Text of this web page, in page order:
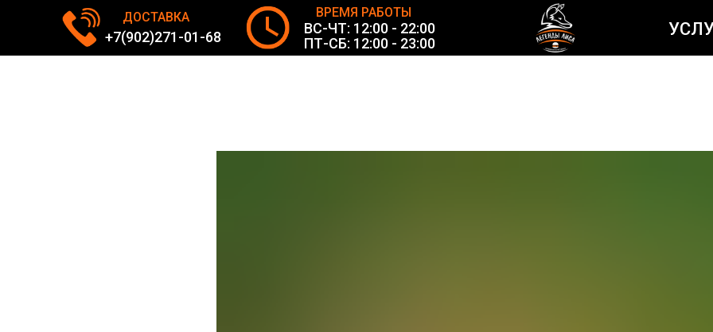
ДОСТАВКА ВРЕМЯ РАБОТЫ
+7(902)271-01-68
ВС-ЧТ: 12:00 - 22:00
ПТ-СБ: 12:00 - 23:00